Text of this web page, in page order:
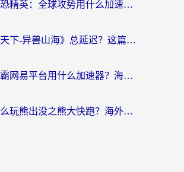
英国打反恐精英：全球攻势用什么加速器？2026年实测有效的国服游戏加速指南
海外玩《天下-异兽山海》总延迟？这篇延迟加速器指南帮你告别卡顿（附日本玩Sky光·遇最高警戒解决方案）
打魔兽争霸网易平台用什么加速器？海外党亲测有效的国服游戏加速指南
菲律宾怎么玩熊出没之熊大快跑？海外党国服游戏加速终极攻略（附3款热门游戏实测）